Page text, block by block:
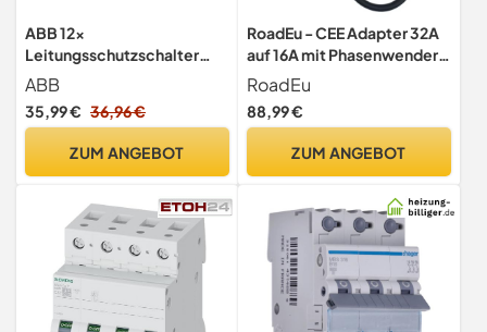
ABB 12x
Leitungsschutzschalter
S201-B16 Set mit 3-poliger
Phasenschiene
ABB
35,99 € 36,96 €
ZUM ANGEBOT
RoadEu - CEE Adapter 32A
auf 16A mit Phasenwender -
Starkstrom Adapter 32A
Stecker auf 16A Kupplung
mit Leitungsschutzschalter
Verlängerungskabel
RoadEu
88,99 €
ZUM ANGEBOT